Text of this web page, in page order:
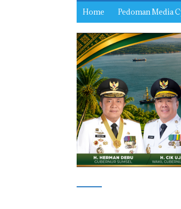
Home Pedoman Media